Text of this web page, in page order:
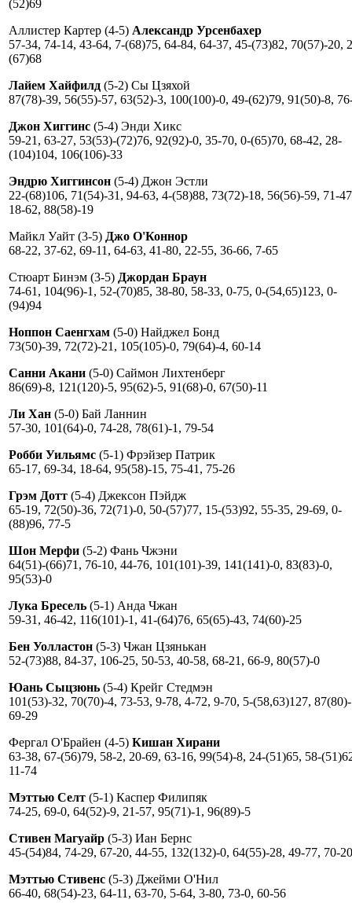
(52)69
Аллистер Картер (4-5) Александр Урсенбахер
57-34, 74-14, 43-64, 7-(68)75, 64-84, 64-37, 45-(73)82, 70(57)-20,
(67)68
Лайем Хайфилд (5-2) Сы Цзяхой
87(78)-39, 56(55)-57, 63(52)-3, 100(100)-0, 49-(62)79, 91(50)-8,
Джон Хиггинс (5-4) Энди Хикс
59-21, 63-27, 53(53)-(72)76, 92(92)-0, 35-70, 0-(65)70, 68-42, 28-
(104)104, 106(106)-33
Эндрю Хиггинсон (5-4) Джон Эстли
22-(68)106, 71(54)-31, 94-63, 4-(58)88, 73(72)-18, 56(56)-59, 71-
18-62, 88(58)-19
Майкл Уайт (3-5) Джо О'Коннор
68-22, 37-62, 69-11, 64-63, 41-80, 22-55, 36-66, 7-65
Стюарт Бинэм (3-5) Джордан Браун
74-61, 104(96)-1, 52-(70)85, 38-80, 58-33, 0-75, 0-(54,65)123, 0-
(94)94
Ноппон Саенгхам (5-0) Найджел Бонд
73(50)-39, 72(72)-21, 105(105)-0, 79(64)-4, 60-14
Санни Акани (5-0) Саймон Лихтенберг
86(69)-8, 121(120)-5, 95(62)-5, 91(68)-0, 67(50)-11
Ли Хан (5-0) Бай Ланнин
57-30, 101(64)-0, 74-28, 78(61)-1, 79-54
Робби Уильямс (5-1) Фрэйзер Патрик
65-17, 69-34, 18-64, 95(58)-15, 75-41, 75-26
Грэм Дотт (5-4) Джексон Пэйдж
65-19, 72(50)-36, 72(71)-0, 50-(57)77, 15-(53)92, 55-35, 29-69, 0-
(88)96, 77-5
Шон Мерфи (5-2) Фань Чжэни
64(51)-(66)71, 76-10, 44-76, 101(101)-39, 141(141)-0, 83(83)-0,
95(53)-0
Лука Бресель (5-1) Анда Чжан
59-31, 46-42, 116(101)-1, 41-(64)76, 65(65)-43, 74(60)-25
Бен Уолластон (5-3) Чжан Цзянькан
52-(73)88, 84-37, 106-25, 50-53, 40-58, 68-21, 66-9, 80(57)-0
Юань Сыцзюнь (5-4) Крейг Стедмэн
101(53)-32, 70(70)-4, 73-53, 9-78, 4-72, 9-70, 5-(58,63)127,
69-29
Фергал О'Брайен (4-5) Кишан Хирани
63-38, 67-(56)79, 58-2, 20-69, 63-16, 99(54)-8, 24-(51)65, 58-
11-74
Мэттью Селт (5-1) Каспер Филипяк
74-25, 69-0, 64(52)-9, 21-57, 95(71)-1, 96(89)-5
Стивен Магуайр (5-3) Иан Бернс
45-(54)84, 74-29, 67-20, 44-55, 132(132)-0, 64(55)-28, 49-77, 70-20
Мэттью Стивенс (5-3) Джейми О'Нил
66-40, 68(54)-23, 64-11, 63-70, 5-64, 3-80, 73-0, 60-56